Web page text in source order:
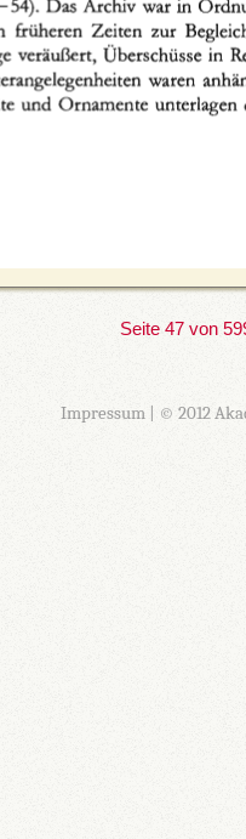
Seite 47 von
Impressum| © 2012